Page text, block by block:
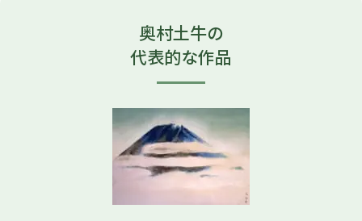
奥村土牛の
代表的な作品